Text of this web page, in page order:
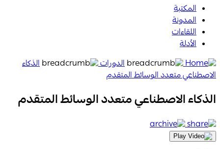
المكتبة
المدونة
اللقاءات
الأدلة
Aanaab
Home
Icon
الدورات
الذكاء
الاصطناعي متعدد الوسائط المتقدم
الذكاء الاصطناعي متعدد الوسائط المتقدم
share
Icon
archive
Play